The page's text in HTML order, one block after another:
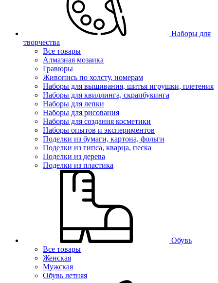
Наборы для
творчества
Все товары
Алмазная мозаика
Гравюры
Живопись по холсту, номерам
Наборы для вышивания, шитья игрушки, плетения
Наборы для квиллинга, скрапбукинга
Наборы для лепки
Наборы для рисования
Наборы для создания косметики
Наборы опытов и экспериментов
Поделки из бумаги, картона, фольги
Поделки из гипса, кварца, песка
Поделки из дерева
Поделки из пластика
Обувь
Все товары
Женская
Мужская
Обувь летняя